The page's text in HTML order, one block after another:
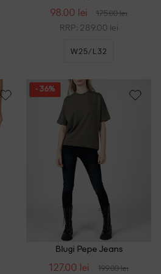
98.00 lei 175.00 lei
RRP: 289.00 lei
W25/L32
- 36%
Blugi Pepe Jeans
127.00 lei 199.00 lei